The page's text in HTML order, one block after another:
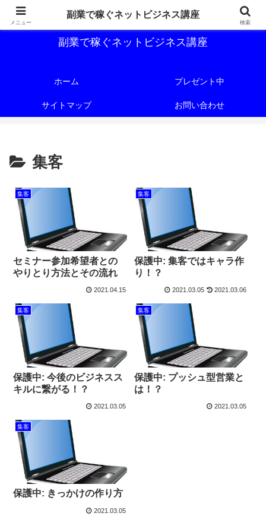
副業で稼ぐためのネットビジネス講座を公開しております。
副業で稼ぐネットビジネス講座
ホーム プレゼント中
サイトマップ お問い合わせ
集客
集客
セミナー参加希望者との
やりとり方法とその流れ
2021.04.15
集客
保護中: 集客ではキャラ作
り！？
2021.03.05 2021.03.06
集客
保護中: 今後のビジネスス
キルに繋がる！？
2021.03.05
集客
保護中: プッシュ型営業と
は！？
2021.03.05
集客
保護中: きっかけの作り方
2021.03.05
メニュー
副業で稼ぐネットビジネス講座
検索